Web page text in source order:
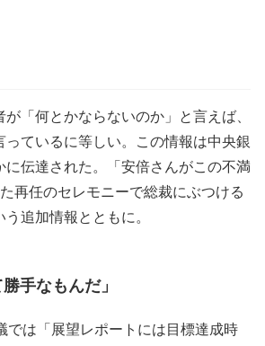
「何とかならないのか」と言えば、
っているに等しい。この情報は中央銀
に伝達された。「安倍さんがこの不満
再任のセレモニーで総裁にぶつける
追加情報とともに。
手なもんだ」
は「展望レポートには目標達成時